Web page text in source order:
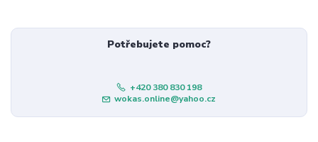
Potřebujete pomoc?
+420 380 830 198
wokas.online@yahoo.cz